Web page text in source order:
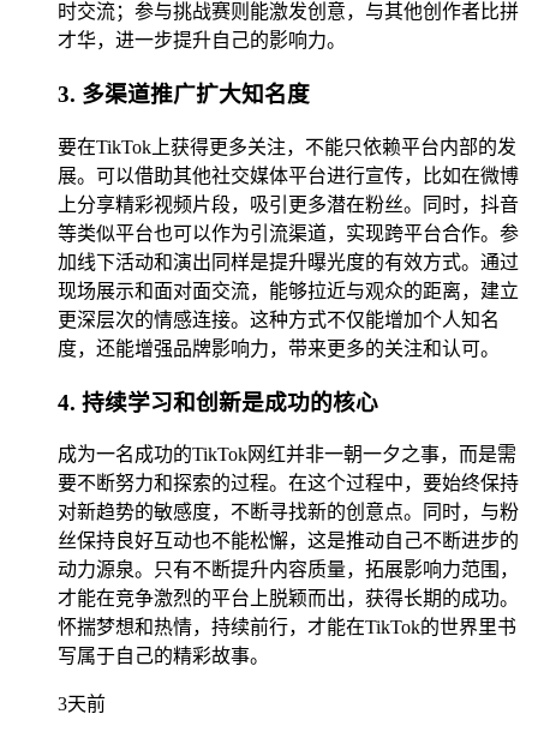
时交流；参与挑战赛则能激发创意，与其他创作者比拼
才华，进一步提升自己的影响力。
3. 多渠道推广扩大知名度
要在TikTok上获得更多关注，不能只依赖平台内部的发
展。可以借助其他社交媒体平台进行宣传，比如在微博
上分享精彩视频片段，吸引更多潜在粉丝。同时，抖音
等类似平台也可以作为引流渠道，实现跨平台合作。参
加线下活动和演出同样是提升曝光度的有效方式。通过
现场展示和面对面交流，能够拉近与观众的距离，建立
更深层次的情感连接。这种方式不仅能增加个人知名
度，还能增强品牌影响力，带来更多的关注和认可。
4. 持续学习和创新是成功的核心
成为一名成功的TikTok网红并非一朝一夕之事，而是需
要不断努力和探索的过程。在这个过程中，要始终保持
对新趋势的敏感度，不断寻找新的创意点。同时，与粉
丝保持良好互动也不能松懈，这是推动自己不断进步的
动力源泉。只有不断提升内容质量，拓展影响力范围，
才能在竞争激烈的平台上脱颖而出，获得长期的成功。
怀揣梦想和热情，持续前行，才能在TikTok的世界里书
写属于自己的精彩故事。
3天前